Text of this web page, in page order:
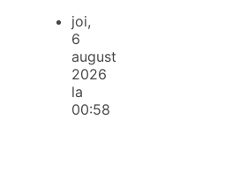
joi,
6
august
2026
la
00:58